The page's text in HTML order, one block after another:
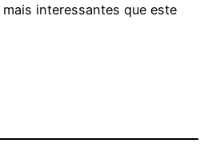
interessantes que este